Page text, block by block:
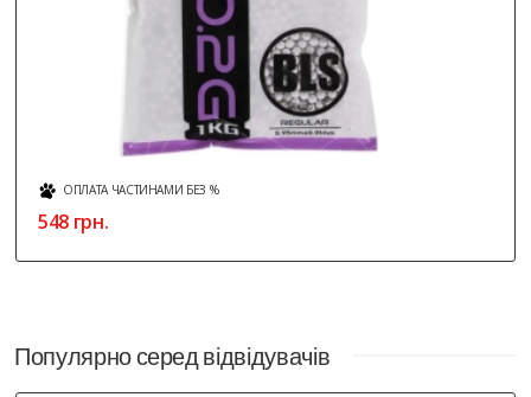
ОПЛАТА ЧАСТИНАМИ БЕЗ %
548 грн.
Популярно серед відвідувачів